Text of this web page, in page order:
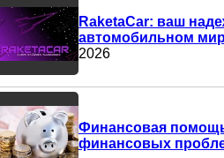
RaketaCar: ваш
автомобильном
2026
Финансовая
финансовых